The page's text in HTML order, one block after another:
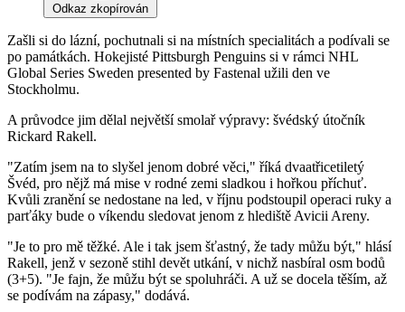
Odkaz zkopírován
Zašli si do lázní, pochutnali si na místních specialitách a podívali se
po památkách. Hokejisté Pittsburgh Penguins si v rámci NHL
Global Series Sweden presented by Fastenal užili den ve
Stockholmu.
A průvodce jim dělal největší smolař výpravy: švédský útočník
Rickard Rakell.
"Zatím jsem na to slyšel jenom dobré věci," říká dvaatřicetiletý
Švéd, pro nějž má mise v rodné zemi sladkou i hořkou příchuť.
Kvůli zranění se nedostane na led, v říjnu podstoupil operaci ruky a
parťáky bude o víkendu sledovat jenom z hlediště Avicii Areny.
"Je to pro mě těžké. Ale i tak jsem šťastný, že tady můžu být," hlásí
Rakell, jenž v sezoně stihl devět utkání, v nichž nasbíral osm bodů
(3+5). "Je fajn, že můžu být se spoluhráči. A už se docela těším, až
se podívám na zápasy," dodává.